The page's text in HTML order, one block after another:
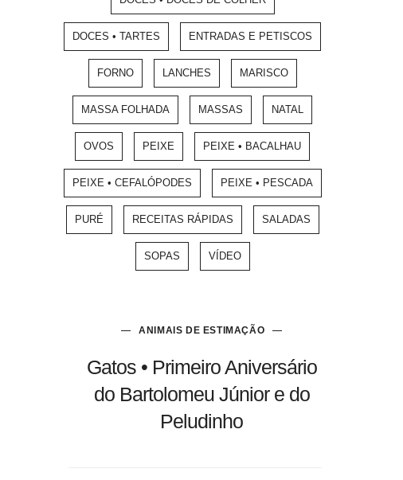
DOCES • TARTES ENTRADAS E PETISCOS
FORNO LANCHES MARISCO
MASSA FOLHADA MASSAS NATAL
OVOS PEIXE PEIXE • BACALHAU
PEIXE • CEFALÓPODES PEIXE • PESCADA
PURÉ RECEITAS RÁPIDAS SALADAS
SOPAS VÍDEO
ANIMAIS DE ESTIMAÇÃO
Gatos • Primeiro Aniversário
do Bartolomeu Júnior e do
Peludinho